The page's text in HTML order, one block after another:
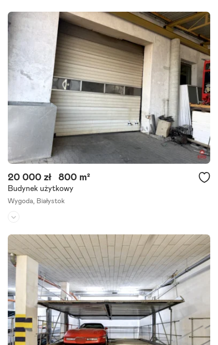
Przeznaczenie:magazynowe
Powierzchnia działki:1 000 m²
Lokal magazynowy w Białymstoku - Przędzalniana 8 Oferuję do naj
mu nieogrzewany lokal magazynowy o powierzchni 432 m2. Lokal s
tanowi cześć kompleksu magazynowego położonego na terenie.
Szczegóły ogłoszenia
Budynek użytkowy
Wygoda, Białystok
20 000 zł 800 m²
Przeznaczenie: magazynowe
Powierzchnia działki:5 000 m²
Większość atrakcyjnych nieruchomości w tej okolicy znika zanim t
rafia na portale. Dlatego pracujemy również na ofertach dostępnyc
h tylko dla naszych klientów. Hala magazynowo-produkcyjna 800.
Szczegóły ogłoszenia